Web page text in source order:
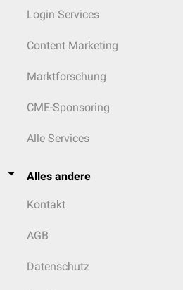
Login Services
Content Marketing
Marktforschung
CME-Sponsoring
Alle Services
Alles andere
Kontakt
AGB
Datenschutz